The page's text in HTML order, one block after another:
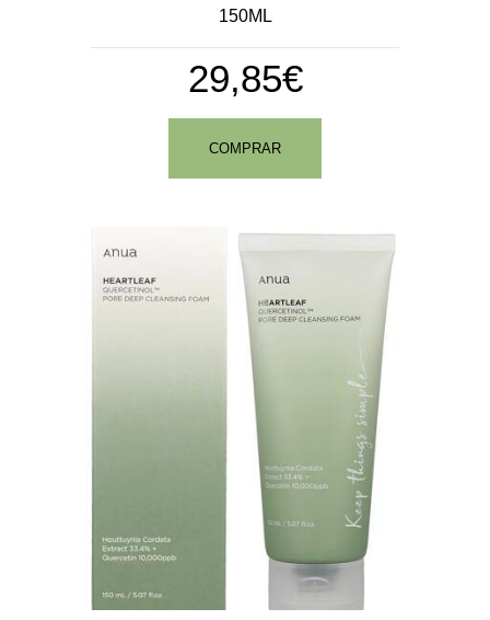
150ML
29,85€
COMPRAR